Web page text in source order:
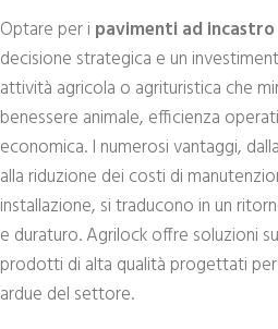
Optare per i pavimenti ad
decisione strategica e un
attività agricola o agrituristica che
benessere animale, efficienza
economica. I numerosi vantaggi,
alla riduzione dei costi di
installazione, si traducono in un
e duraturo. Agrilock offre soluzioni
prodotti di alta qualità progettati
ardue del settore.